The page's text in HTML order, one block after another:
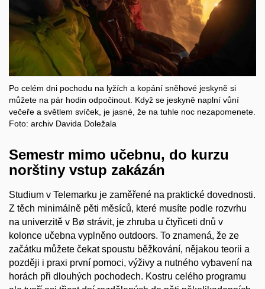
Po celém dni pochodu na lyžích a kopání sněhové jeskyně si
můžete na pár hodin odpočinout. Když se jeskyně naplní vůní
večeře a světlem svíček, je jasné, že na tuhle noc nezapomenete.
Foto: archiv Davida Doležala
Semestr mimo učebnu, do kurzu
norštiny vstup zakázán
Studium v Telemarku je zaměřené na praktické dovednosti.
Z těch minimálně pěti měsíců, které musíte podle rozvrhu
na univerzitě v Bø strávit, je zhruba u čtyřiceti dnů v
kolonce učebna vyplněno outdoors. To znamená, že ze
začátku můžete čekat spoustu běžkování, nějakou teorii a
později i praxi první pomoci, výživy a nutného vybavení na
horách při dlouhých pochodech. Kostru celého programu